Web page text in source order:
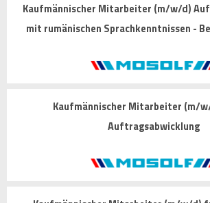
Kaufmännischer Mitarbeiter (m/w/d)
mit rumänischen Sprachkenntnissen -
Kaufmännischer Mitarbeiter (m/
Auftragsabwicklung